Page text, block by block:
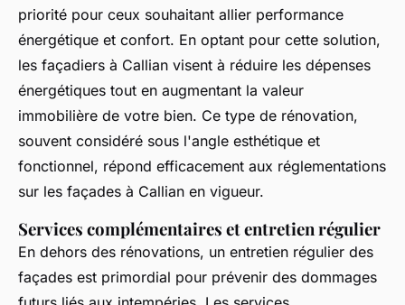
priorité pour ceux souhaitant allier performance
énergétique et confort. En optant pour cette solution,
les façadiers à Callian visent à réduire les dépenses
énergétiques tout en augmentant la valeur
immobilière de votre bien. Ce type de rénovation,
souvent considéré sous l'angle esthétique et
fonctionnel, répond efficacement aux réglementations
sur les façades à Callian en vigueur.
Services complémentaires et entretien régulier
En dehors des rénovations, un entretien régulier des
façades est primordial pour prévenir des dommages